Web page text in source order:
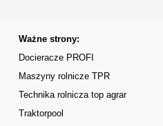
Ważne strony:
Docieracze PROFI
Maszyny rolnicze TPR
Technika rolnicza top agrar
Traktorpool